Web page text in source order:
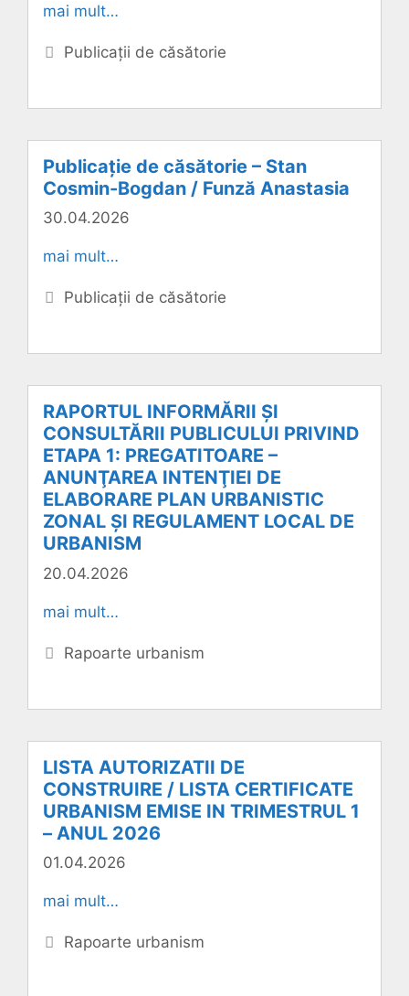
mai mult…
Categorii
Publicații de căsătorie
Publicație de căsătorie – Stan
Cosmin-Bogdan / Funză Anastasia
30.04.2026
mai mult…
Categorii
Publicații de căsătorie
RAPORTUL INFORMĂRII ŞI
CONSULTĂRII PUBLICULUI PRIVIND
ETAPA 1: PREGATITOARE –
ANUNŢAREA INTENŢIEI DE
ELABORARE PLAN URBANISTIC
ZONAL ȘI REGULAMENT LOCAL DE
URBANISM
20.04.2026
mai mult…
Categorii
Rapoarte urbanism
LISTA AUTORIZATII DE
CONSTRUIRE / LISTA CERTIFICATE
URBANISM EMISE IN TRIMESTRUL 1
– ANUL 2026
01.04.2026
mai mult…
Categorii
Rapoarte urbanism